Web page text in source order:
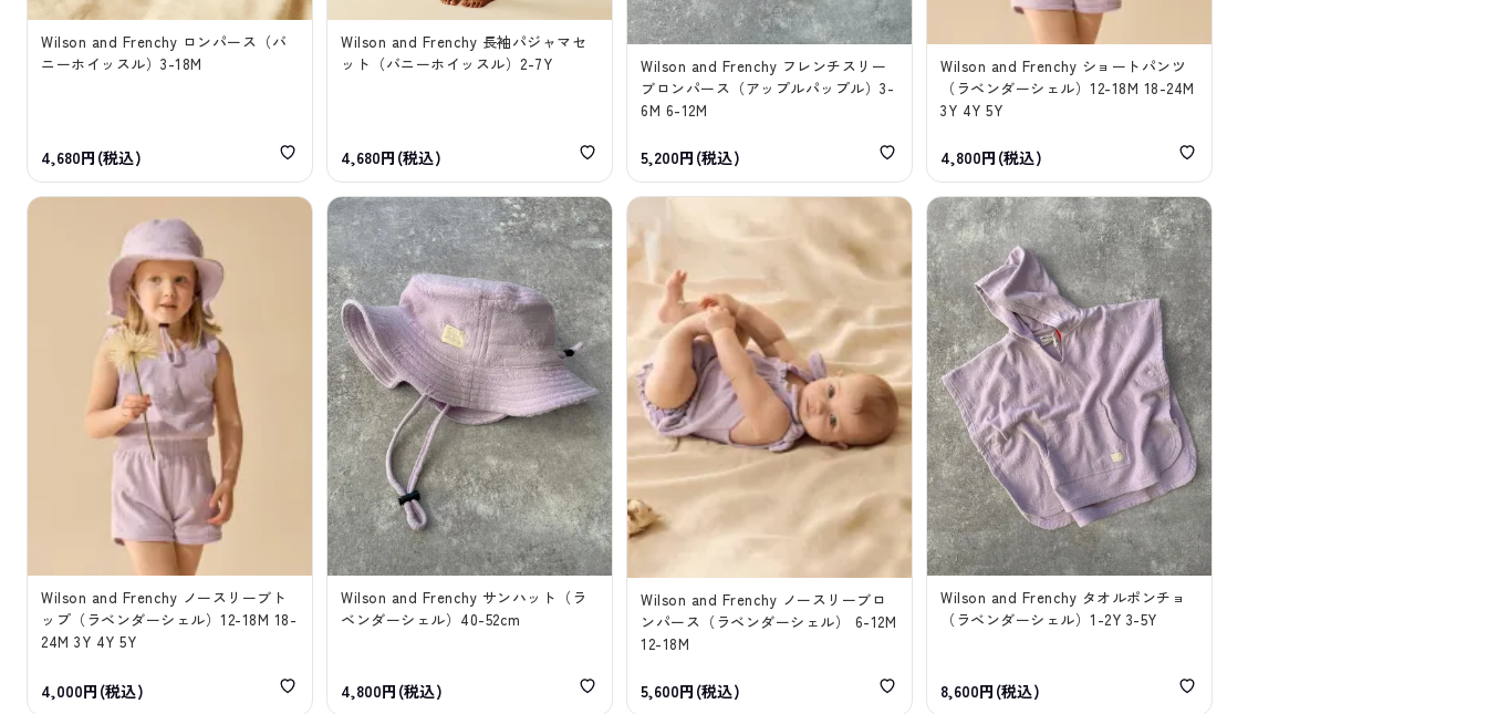
Wilson and Frenchy ロンパース（バ
ニーホイッスル）3-18M
4,680円(税込)
Wilson and Frenchy 長袖パジャマセ
ット（バニーホイッスル）2-7Y
4,680円(税込)
Wilson and Frenchy フレンチスリー
ブロンパース（アップルパップル）3-
6M 6-12M
5,200円(税込)
Wilson and Frenchy ショートパンツ
（ラベンダーシェル）12-18M 18-24M
3Y 4Y 5Y
4,800円(税込)
Wilson and Frenchy ノースリーブト
ップ（ラベンダーシェル）12-18M 18-
24M 3Y 4Y 5Y
4,000円(税込)
Wilson and Frenchy サンハット（ラ
ベンダーシェル）40-52cm
4,800円(税込)
Wilson and Frenchy ノースリーブロ
ンパース（ラベンダーシェル） 6-12M
12-18M
5,600円(税込)
Wilson and Frenchy タオルポンチョ
（ラベンダーシェル）1-2Y 3-5Y
8,600円(税込)